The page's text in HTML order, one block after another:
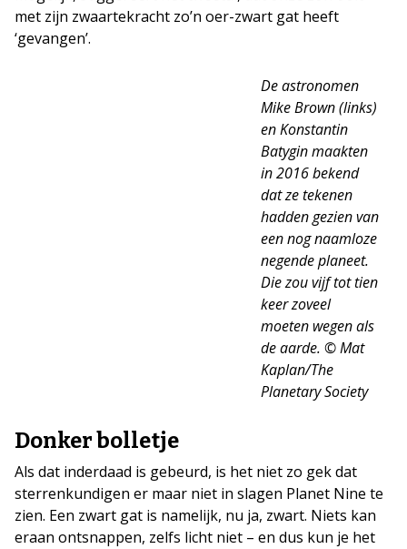
met zijn zwaartekracht zo’n oer-zwart gat heeft
‘gevangen’.
De astronomen
Mike Brown (links)
en Konstantin
Batygin maakten
in 2016 bekend
dat ze tekenen
hadden gezien van
een nog naamloze
negende planeet.
Die zou vijf tot tien
keer zoveel
moeten wegen als
de aarde. © Mat
Kaplan/The
Planetary Society
Donker bolletje
Als dat inderdaad is gebeurd, is het niet zo gek dat
sterrenkundigen er maar niet in slagen Planet Nine te
zien. Een zwart gat is namelijk, nu ja, zwart. Niets kan
eraan ontsnappen, zelfs licht niet – en dus kun je het